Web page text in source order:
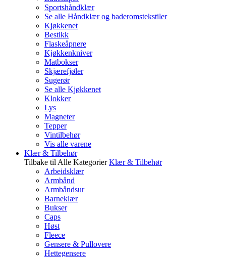
Sportshåndklær
Se alle Håndklær og baderomstekstiler
Kjøkkenet
Bestikk
Flaskeåpnere
Kjøkkenkniver
Matbokser
Skjærefjøler
Sugerør
Se alle Kjøkkenet
Klokker
Lys
Magneter
Tepper
Vintilbehør
Vis alle varene
Klær & Tilbehør
Tilbake til Alle Kategorier Klær & Tilbehør
Arbeidsklær
Armbånd
Armbåndsur
Barneklær
Bukser
Caps
Høst
Fleece
Gensere & Pullovere
Hettegensere